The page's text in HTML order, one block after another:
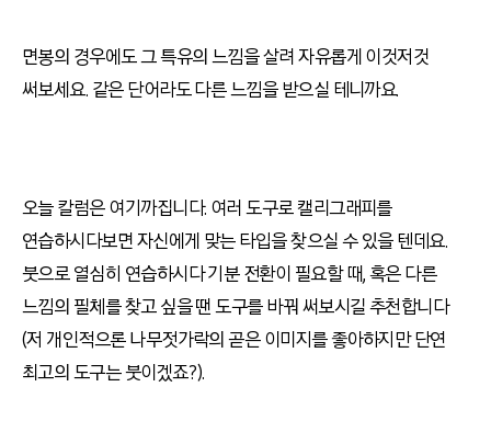
면봉의 경우에도 그 특유의 느낌을 살려 자유롭게 이것저것
써보세요. 같은 단어라도 다른 느낌을 받으실 테니까요.
오늘 칼럼은 여기까집니다. 여러 도구로 캘리그래피를
연습하시다보면 자신에게 맞는 타입을 찾으실 수 있을 텐데요.
붓으로 열심히 연습하시다 기분 전환이 필요할 때,혹은 다른
느낌의 필체를 찾고 싶을 땐 도구를 바꿔 써보시길 추천합니다
(저 개인적으론 나무젓가락의 곧은 이미지를 좋아하지만 단연
최고의 도구는 붓이겠죠?).